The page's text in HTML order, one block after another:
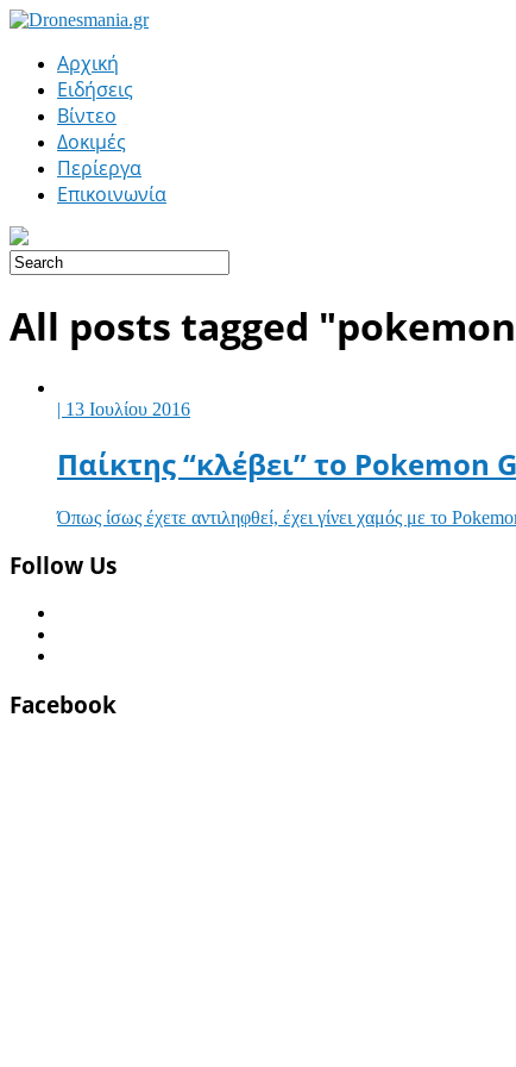
Αρχική
Ειδήσεις
Βίντεο
Δοκιμές
Περίεργα
Επικοινωνία
All posts tagged
| 13 Ιουλίου 2016
Παίκτης “κλέβει” το Pokemon
Όπως ίσως έχετε αντιληφθεί, έχει γίνει χαμός με το
Follow Us
Facebook